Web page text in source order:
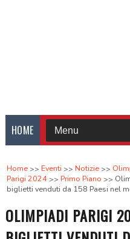
HOME
Home Eventi Notizie
Parigi 2024
Primo Piano
biglietti venduti da 158 Paesi nel
OLIMPIADI PARIGI